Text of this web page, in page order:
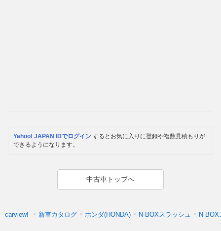
Yahoo! JAPAN IDでログイン するとお気に入りに登録や複数見積もりが
できるようになります。
中古車トップへ
carview! 新車カタログ ホンダ(HONDA) N-BOXスラッシュ N-